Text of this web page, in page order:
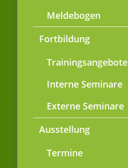
Meldebogen
Fortbildung
Trainingsangebote
Interne Seminare
Externe Seminare
Ausstellung
Termine